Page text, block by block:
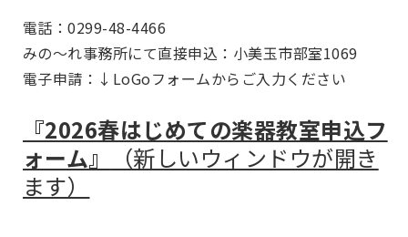
電話：0299-48-4466
みの～れ事務所にて直接申込：小美玉市部室1069
電子申請：↓LoGoフォームからご入力ください
『2026春はじめての楽器教室申込フ
ォーム』
（新しいウィンドウが開き
ます）